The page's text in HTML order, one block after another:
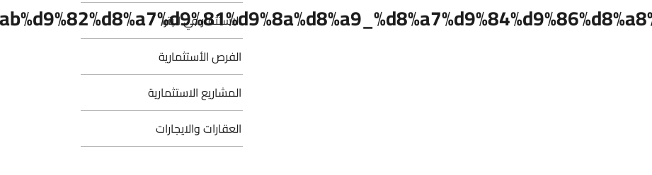
الاستثمار في البترا
الفرص الأستثمارية
المشاريع الاستثمارية
العقارات والايجارات